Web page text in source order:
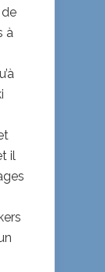
à
il